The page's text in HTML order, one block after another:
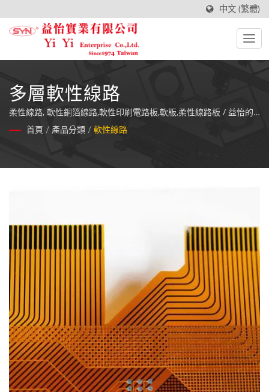
中文 (繁體)
多層軟性線路
柔性線路, 軟性銅箔線路,軟性印刷電路板,軟版,柔性線路板 / 益怡的
薄膜按鍵所使用材料及零件在生產的每一步驟裡都經過精密的測
首頁 / 產品分類 / 軟性線路